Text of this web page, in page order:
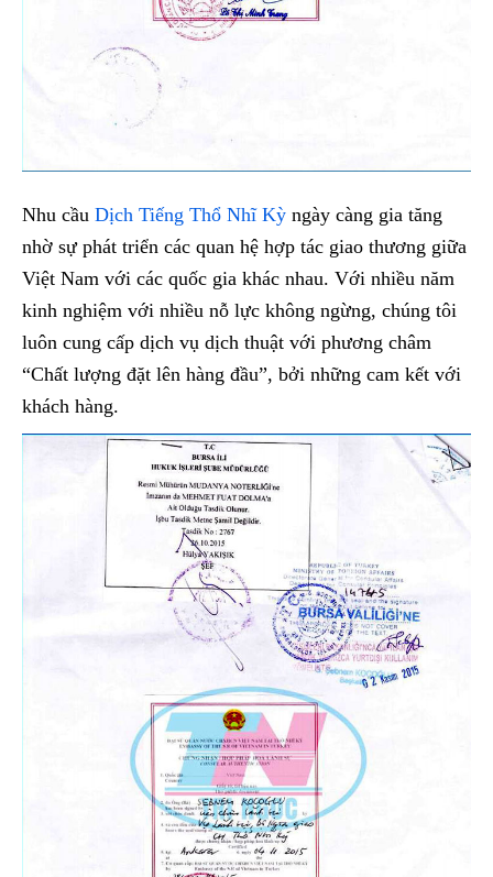
Nhu cầu Dịch Tiếng Thổ Nhĩ Kỳ ngày càng gia tăng
nhờ sự phát triển các quan hệ hợp tác giao thương giữa
Việt Nam với các quốc gia khác nhau. Với nhiều năm
kinh nghiệm với nhiều nỗ lực không ngừng, chúng tôi
luôn cung cấp dịch vụ dịch thuật với phương châm
“Chất lượng đặt lên hàng đầu”, bởi những cam kết với
khách hàng.